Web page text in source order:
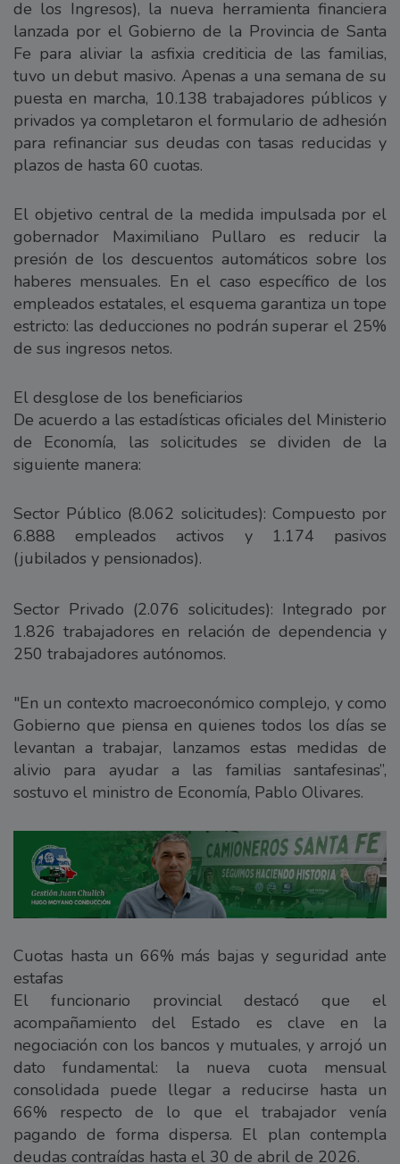
de los Ingresos), la nueva herramienta financiera
lanzada por el Gobierno de la Provincia de Santa
Fe para aliviar la asfixia crediticia de las familias,
tuvo un debut masivo. Apenas a una semana de su
puesta en marcha, 10.138 trabajadores públicos y
privados ya completaron el formulario de adhesión
para refinanciar sus deudas con tasas reducidas y
plazos de hasta 60 cuotas.
El objetivo central de la medida impulsada por el
gobernador Maximiliano Pullaro es reducir la
presión de los descuentos automáticos sobre los
haberes mensuales. En el caso específico de los
empleados estatales, el esquema garantiza un tope
estricto: las deducciones no podrán superar el 25%
de sus ingresos netos.
El desglose de los beneficiarios
De acuerdo a las estadísticas oficiales del Ministerio
de Economía, las solicitudes se dividen de la
siguiente manera:
Sector Público (8.062 solicitudes): Compuesto por
6.888 empleados activos y 1.174 pasivos
(jubilados y pensionados).
Sector Privado (2.076 solicitudes): Integrado por
1.826 trabajadores en relación de dependencia y
250 trabajadores autónomos.
"En un contexto macroeconómico complejo, y como
Gobierno que piensa en quienes todos los días se
levantan a trabajar, lanzamos estas medidas de
alivio para ayudar a las familias santafesinas”,
sostuvo el ministro de Economía, Pablo Olivares.
Cuotas hasta un 66% más bajas y seguridad ante
estafas
El funcionario provincial destacó que el
acompañamiento del Estado es clave en la
negociación con los bancos y mutuales, y arrojó un
dato fundamental: la nueva cuota mensual
consolidada puede llegar a reducirse hasta un
66% respecto de lo que el trabajador venía
pagando de forma dispersa. El plan contempla
deudas contraídas hasta el 30 de abril de 2026.